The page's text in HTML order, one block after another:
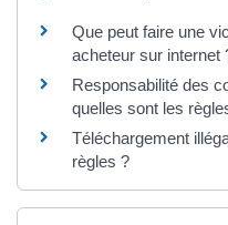
Que peut faire une
acheteur sur internet
Responsabilité des
quelles sont les
Téléchargement
règles ?